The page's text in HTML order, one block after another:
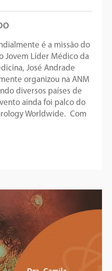
é a missão do
Jovem Líder Médico da
José Andrade
organizou na ANM
diversos países de
ainda foi palco do
Worldwide. Com